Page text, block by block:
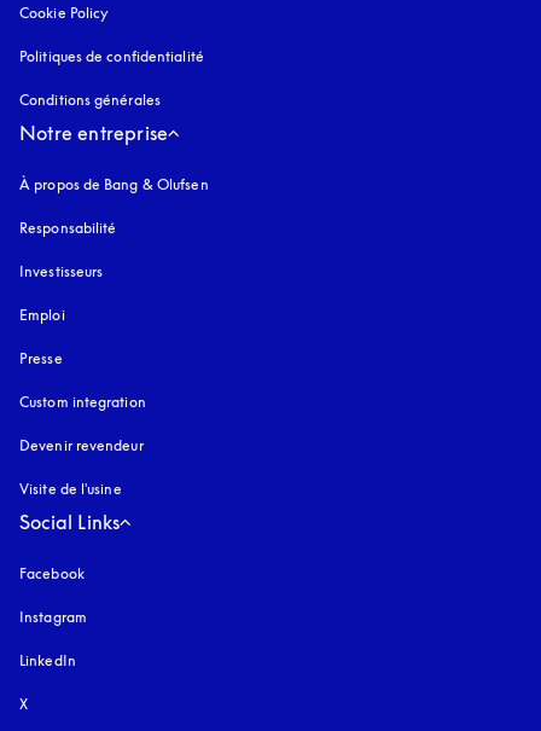
Cookie Policy
Politiques de confidentialité
Conditions générales
Notre entreprise
À propos de Bang & Olufsen
Responsabilité
Investisseurs
Emploi
Presse
Custom integration
Devenir revendeur
Visite de l'usine
Social Links
Facebook
Instagram
LinkedIn
X